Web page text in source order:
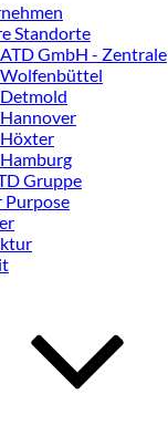
Standorte
ATD GmbH - Zentrale
Wolfenbüttel
Detmold
Hannover
Höxter
Hamburg
Gruppe
Purpose